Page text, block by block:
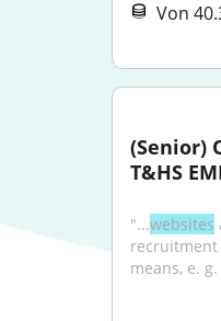
Von
(Senior)
T&HS
"...websites
recruitment
means, e.